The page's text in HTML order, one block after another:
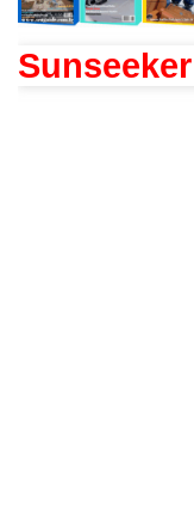
Sunseeker